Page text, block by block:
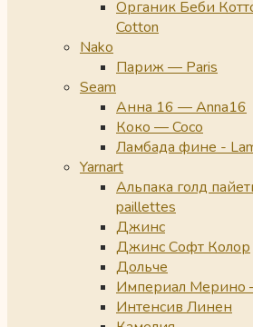
Органик Беби
Cotton
Nako
Париж — Paris
Seam
Анна 16 — Anna16
Коко — Coco
Ламбада фине -
Yarnart
Альпака голд
paillettes
Джинс
Джинс Софт Колор
Дольче
Империал Мерино
Интенсив Линен